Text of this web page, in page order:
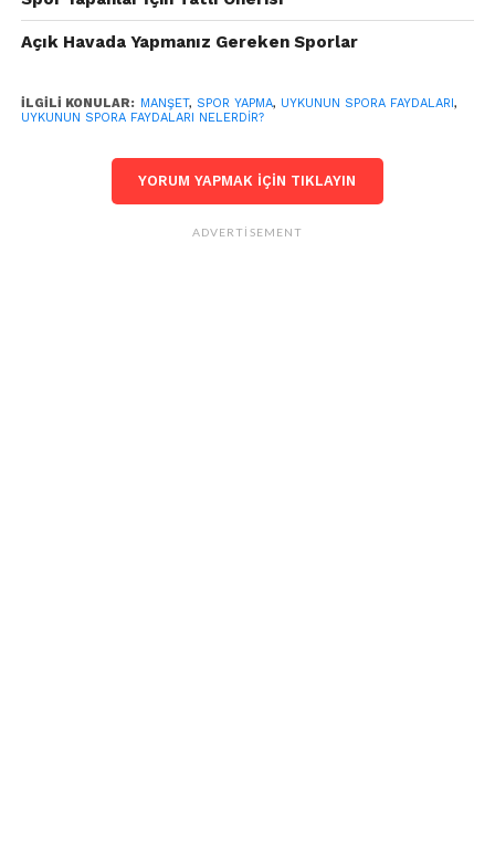
Açık Havada Yapmanız Gereken Sporlar
İLGILI KONULAR: MANŞET, SPOR YAPMA, UYKUNUN SPORA FAYDALARI ,
UYKUNUN SPORA FAYDALARI NELERDIR?
YORUM YAPMAK IÇIN TIKLAYIN
ADVERTISEMENT